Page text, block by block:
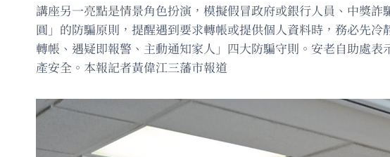
講座另一亮點是情景角色扮演，模擬假冒政府或銀行人員、中獎
圓」的防騙原則，提醒遇到要求轉帳或提供個人資料時，務必先
轉帳、遇疑即報警、主動通知家人」四大防騙守則。安老自助處
產安全。本報記者黃偉江三藩市報道